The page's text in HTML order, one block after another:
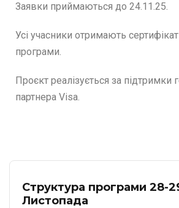
Заявки приймаються до 24.11.25.
Усі учасники отримають
програми.
Проєкт реалізується за підтримки
партнера Visa.
Структура програми 28-
Листопада